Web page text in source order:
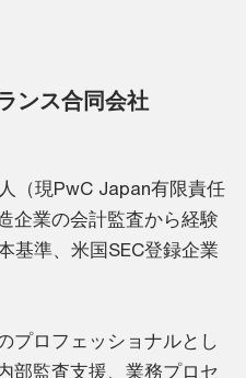
ンス合同会社
（現PwC Japan有限責任
企業の会計監査から経験
基準、米国SEC登録企業
プロフェッショナルとし
部監査支援、業務プロセ